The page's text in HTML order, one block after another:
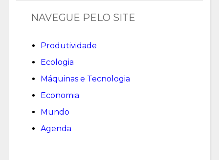
NAVEGUE PELO SITE
Produtividade
Ecologia
Máquinas e Tecnologia
Economia
Mundo
Agenda